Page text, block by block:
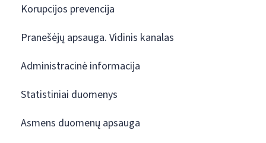
Korupcijos prevencija
Pranešėjų apsauga. Vidinis kanalas
Administracinė informacija
Statistiniai duomenys
Asmens duomenų apsauga